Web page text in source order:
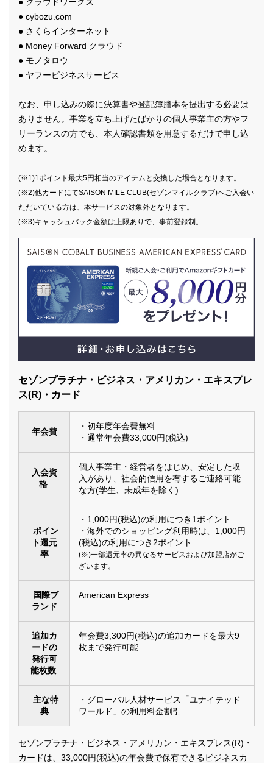
● cybozu.com
● さくらインターネット
● Money Forward クラウド
● モノタロウ
● ヤフービジネスサービス
なお、申し込みの際に決算書や登記簿謄本を提出する必要は
ありません。事業を立ち上げたばかりの個人事業主の方やフ
リーランスの方でも、本人確認書類を用意するだけで申し込
めます。
(※1)1ポイント最大5円相当のアイテムと交換した場合となります。
(※2)他カードにてSAISON MILE CLUB(セゾンマイルクラブ)へご入会い
ただいている方は、本サービスの対象外となります。
(※3)キャッシュバック金額は上限ありで、事前登録制。
セゾンプラチナ・ビジネス・アメリカン・エキスプレ
ス(R)・カード
年会費
・初年度年会費無料
・通常年会費33,000円(税込)
入会資
格
個人事業主・経営者をはじめ、安定した収
入があり、社会的信用を有するご連絡可能
な方(学生、未成年を除く)
ポイン
ト還元
率
・1,000円(税込)の利用につき1ポイント
・海外でのショッピング利用時は、1,000円
(税込)の利用につき2ポイント
(※)一部還元率の異なるサービスおよび加盟店がご
ざいます。
国際ブ
ランド
American Express
追加カ
ードの
発行可
能枚数
年会費3,300円(税込)の追加カードを最大9
枚まで発行可能
主な特
典
・グローバル人材サービス「ユナイテッド
ワールド」の利用料金割引
セゾンプラチナ・ビジネス・アメリカン・エキスプレス(R)・
カードは、33,000円(税込)の年会費で保有できるビジネスカ